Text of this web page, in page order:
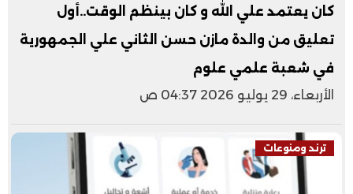
كان يعتمد علي الله و كان بينظم الوقت..أول
تعليق من والدة مازن حسن الثاني علي الجمهورية
في شعبة علمي علوم
الأربعاء، 29 يوليو 2026 04:37 ص
ترند ومنوعات